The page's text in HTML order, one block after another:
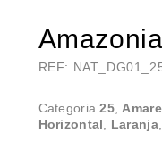
REF:
Categoria25,
Horizontal
Laranja,